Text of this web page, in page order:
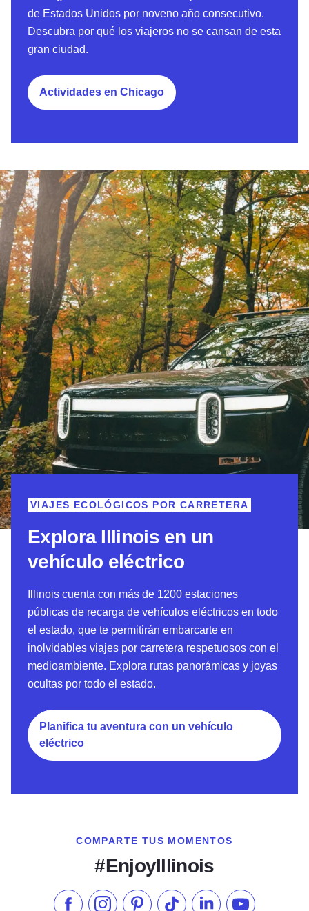
de Estados Unidos por noveno año consecutivo.
Descubra por qué los viajeros no se cansan de esta
gran ciudad.
Actividades en Chicago
Explora Illinois en un
vehículo eléctrico
VIAJES ECOLÓGICOS POR CARRETERA
Illinois cuenta con más de 1200 estaciones
públicas de recarga de vehículos eléctricos en todo
el estado, que te permitirán embarcarte en
inolvidables viajes por carretera respetuosos con el
medioambiente. Explora rutas panorámicas y joyas
ocultas por todo el estado.
Planifica tu aventura con un vehículo
eléctrico
COMPARTE TUS MOMENTOS
#EnjoyIllinois